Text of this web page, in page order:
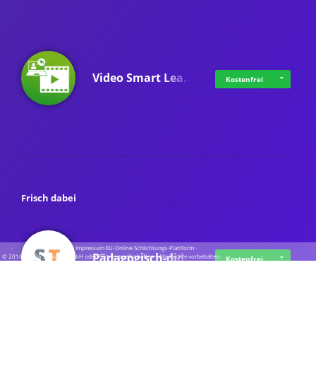
Video Smart Lea… Kostenfrei
Frisch dabei
Pädagogisch-did… Kostenfrei
· · ·Datenschutz ·Impressum EU-Online-Schlichtungs-Plattform·
© 2016 - 2026 SupraTix GmbH oder Partnergesellschaften - Alle Rechte vorbehalten.